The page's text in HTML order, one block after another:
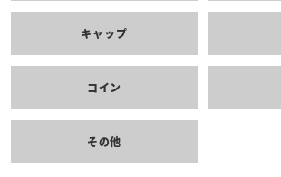
キャップ
コイン
その他